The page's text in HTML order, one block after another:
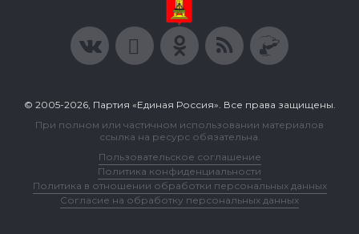
© 2005-2026, Партия «Единая Россия». Все права защищены.
При полном или частичном использовании материалов
ссылка на ресурс обязательна.
Пользовательское соглашение
Политика конфиденциальности
Политика в отношении обработки персональных данных
Согласие на обработку персональных данных